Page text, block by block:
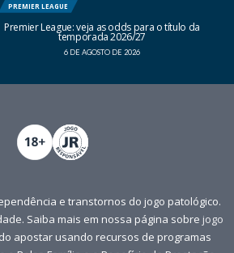
PREMIER LEAGUE
Premier League: veja as odds para o título da
temporada 2026/27
6 DE AGOSTO DE 2026
e transtornos do jogo patológico.
Saiba mais em nossa página sobre jogo
apostar usando recursos de programas